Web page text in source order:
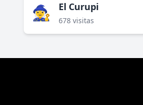
🧙‍♀️ El Curupi
678 visitas